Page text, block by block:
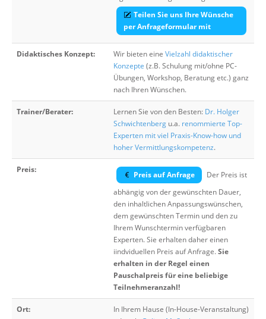
Teilen Sie uns Ihre Wünsche
per Anfrageformular mit
Didaktisches Konzept: Wir bieten eine Vielzahl didaktischer
Konzepte (z.B. Schulung mit/ohne PC-
Übungen, Workshop, Beratung etc.) ganz
nach Ihren Wünschen.
Trainer/Berater: Lernen Sie von den Besten: Dr. Holger
Schwichtenberg u.a. renommierte Top-
Experten mit viel Praxis-Know-how und
hoher Vermittlungskompetenz.
Preis:
Preis auf Anfrage
Der Preis ist
abhängig von der gewünschten Dauer,
den inhaltlichen Anpassungswünschen,
dem gewünschten Termin und den zu
Ihrem Wunschtermin verfügbaren
Experten. Sie erhalten daher einen
iindviduellen Preis auf Anfrage.Sie
erhalten in der Regel einen
Pauschalpreis für eine beliebige
Teilnehmeranzahl!
Ort:
In Ihrem Hause (In-House-Veranstaltung)